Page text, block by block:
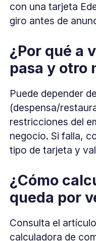
con una tarjeta
giro antes de
¿Por qué a
pasa y otro
Puede depender
(despensa/
restricciones del
negocio. Si falla,
tipo de tarjeta y
¿Cómo
queda por
Consulta el
calculadora de